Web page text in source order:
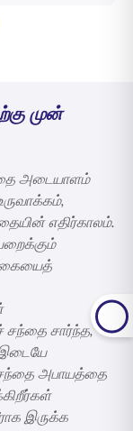
என்பதை
இது
மாற்ற
முன்
அடையாளம்
எதிர்காலம்.
வகையைத்
சந்தை சார்ந்த,
இடையே
அபாயத்தை
இருக்க